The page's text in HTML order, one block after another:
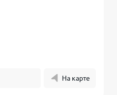
На карте